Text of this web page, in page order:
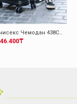
Черный Унисекс Чемодан 438CA10663O
46.400₸